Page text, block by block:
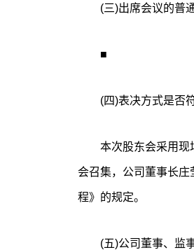
(三)出席会议的普
■
(四)表决方式是否
本次股东会采用现
会召集，公司董事长
程》的规定。
(五)公司董事、监